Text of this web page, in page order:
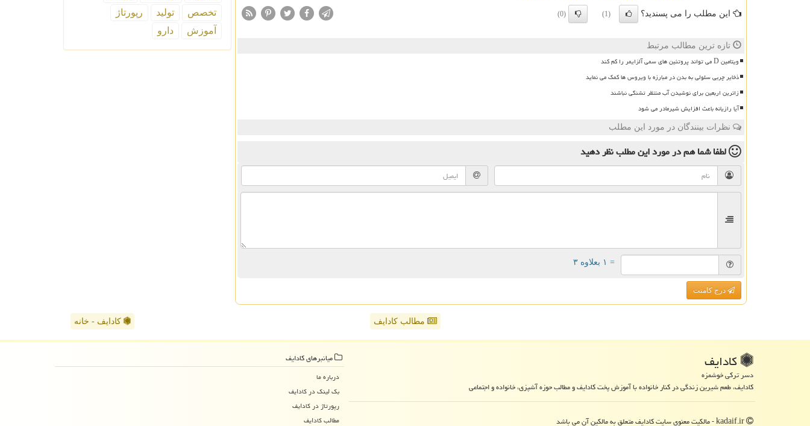
این مطلب را می پسندید؟ (1)
(0)
تازه ترین مطالب مرتبط
ویتامین D می تواند پروتئین های سمی آلزایمر را کم کند
ذخایر چربی سلولی به بدن در مبارزه با ویروس ها کمک می نماید
زائرین اربعین برای نوشیدن آب منتظر تشنگی نباشند
آیا رازیانه باعث افزایش شیرمادر می شود
نظرات بینندگان در مورد این مطلب
لطفا شما همدر مورد این مطلبنظر دهید
= ۱ بعلاوه ۳
درج کامنت
تخصص
تولید
رپورتاژ
آموزش
دارو
مطالب کادایف کادایف - خانه
كادایف
دسر ترکی خوشمزه
کادایف، طعم شیرین زندگی در کنار خانواده با آموزش پخت کادایف و مطالب حوزه آشپزی، خانواده و اجتماعی
میانبرهای كادایف
درباره ما
بک لینک در كادایف
رپورتاژ در كادایف
مطالب كادایف